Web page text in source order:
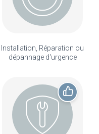
Installation, Réparation ou
dépannage d'urgence